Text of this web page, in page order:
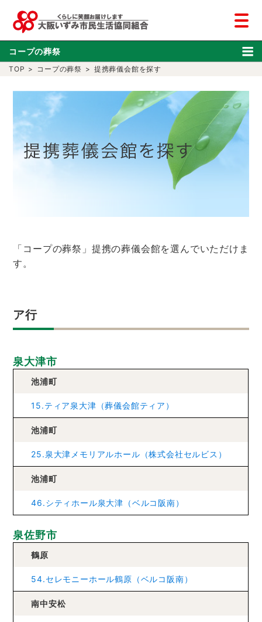
TOP > コープの葬祭 > 提携葬儀会館を探す
「コープの葬祭」提携の葬儀会館を選んでいただけま
す。
ア行
泉大津市
池浦町
15.ティア泉大津（葬儀会館ティア）
池浦町
25.泉大津メモリアルホール（株式会社セルビス）
池浦町
46.シティホール泉大津（ベルコ阪南）
泉佐野市
鶴原
54.セレモニーホール鶴原（ベルコ阪南）
南中安松
コープの葬祭